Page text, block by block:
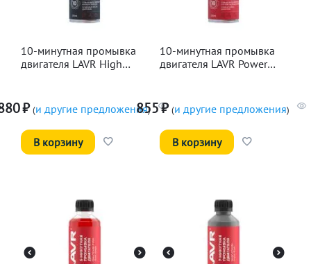
10-минутная промывка
двигателя LAVR High
₽ (и другие предложения)
В корзину
10-минутная промывка
двигателя LAVR Power
855₽ (и другие предложения)
В корзину